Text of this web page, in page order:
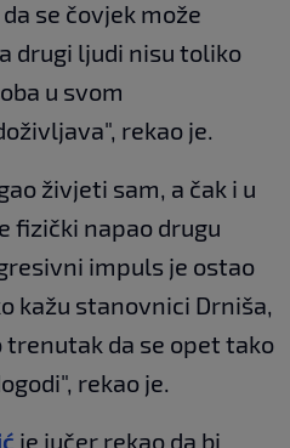
se čovjek može
drugi ljudi nisu toliko
u svom
rekao je.
živjeti sam, a čak i u
fizički napao drugu
impuls je ostao
kažu stanovnici Drniša,
da se opet tako
rekao je.
je jučer rekao da bi